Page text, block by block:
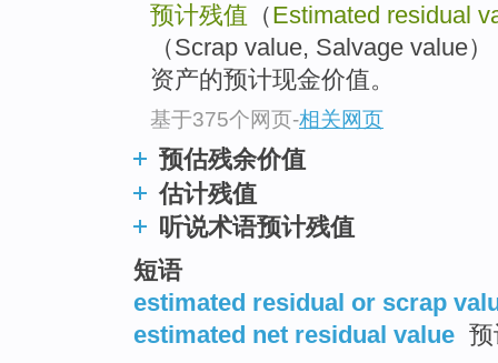
预计残值 （Estimated residual
（Scrap value, Salvage value
资产的预计现金价值。
基于375个网页-相关网页
预估残余价值
估计残值
听说术语预计残值
短语
estimated residual or scrap
estimated net residual value